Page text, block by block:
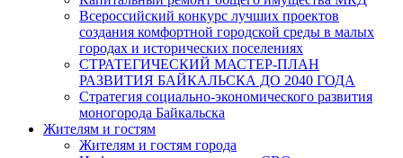
Всероссийский конкурс лучших проектов
создания комфортной городской среды в малых
городах и исторических поселениях
СТРАТЕГИЧЕСКИЙ МАСТЕР-ПЛАН
РАЗВИТИЯ БАЙКАЛЬСКА ДО 2040 ГОДА
Стратегия социально-экономического развития
моногорода Байкальска
Жителям и гостям
Жителям и гостям города